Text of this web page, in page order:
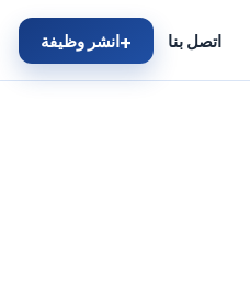
اتصل بنا انشر وظيفة